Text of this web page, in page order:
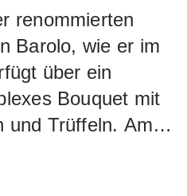
renommierten
Barolo, wie er im
über ein
Bouquet mit
und Trüffeln. Am